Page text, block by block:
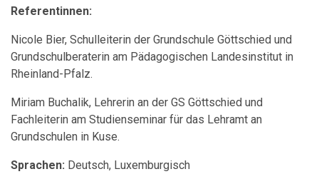
Referentinnen:
Nicole Bier, Schulleiterin der Grundschule Göttschied und
Grundschulberaterin am Pädagogischen Landesinstitut in
Rheinland-Pfalz.
Miriam Buchalik, Lehrerin an der GS Göttschied und
Fachleiterin am Studienseminar für das Lehramt an
Grundschulen in Kuse.
Sprachen: Deutsch, Luxemburgisch